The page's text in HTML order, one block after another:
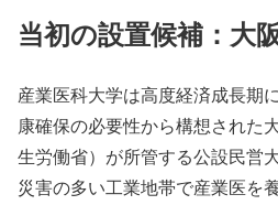
当初の設置候補：大
産業医科大学は高度経済成長期
康確保の必要性から構想された
生労働省）が所管する公設民営
災害の多い工業地帯で産業医を